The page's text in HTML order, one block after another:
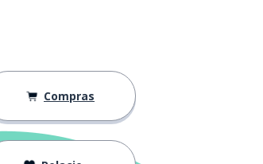
Compras